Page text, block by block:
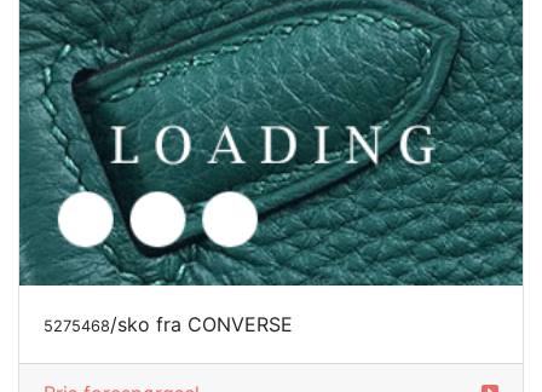
5275470 /sko fra CONVERSE
Pris forespørgsel